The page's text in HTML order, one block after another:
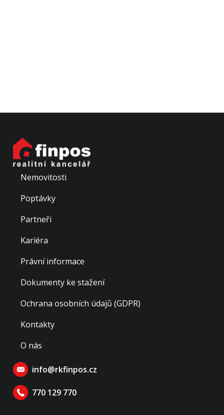
Nemovitosti
Poptávky
Partneři
Kariéra
Právní informace
Dokumenty ke stažení
Ochrana osobních údajů (GDPR)
Kontakty
O nás
info@rkfinpos.cz
770 129 770